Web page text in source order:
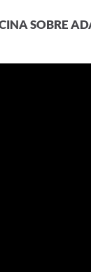
SOBRE